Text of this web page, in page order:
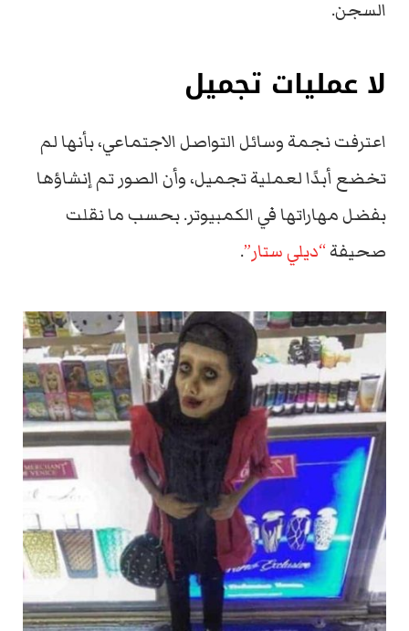
السجن.
لا عمليات تجميل
اعترفت نجمة وسائل التواصل الاجتماعي، بأنها لم
تخضع أبدًا لعملية تجميل، وأن الصور تم إنشاؤها
بفضل مهاراتها في الكمبيوتر. بحسب ما نقلت
صحيفة“ديلي ستار”.